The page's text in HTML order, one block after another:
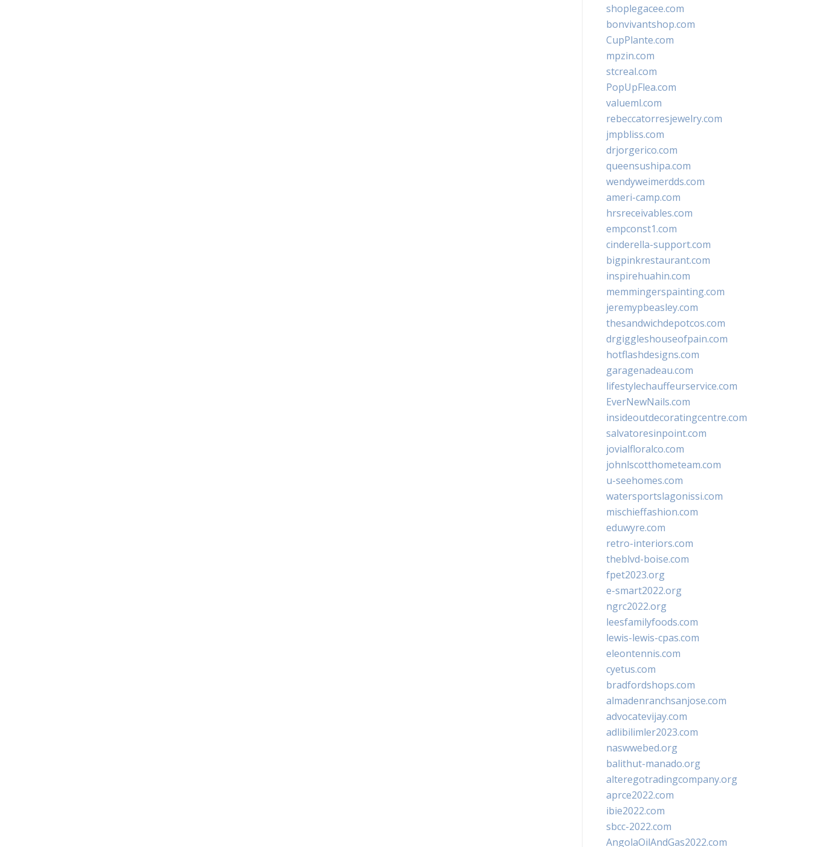
shoplegacee.com
bonvivantshop.com
CupPlante.com
mpzin.com
stcreal.com
PopUpFlea.com
valueml.com
rebeccatorresjewelry.com
jmpbliss.com
drjorgerico.com
queensushipa.com
wendyweimerdds.com
ameri-camp.com
hrsreceivables.com
empconst1.com
cinderella-support.com
bigpinkrestaurant.com
inspirehuahin.com
memmingerspainting.com
jeremypbeasley.com
thesandwichdepotcos.com
drgiggleshouseofpain.com
hotflashdesigns.com
garagenadeau.com
lifestylechauffeurservice.com
EverNewNails.com
insideoutdecoratingcentre.com
salvatoresinpoint.com
jovialfloralco.com
johnlscotthometeam.com
u-seehomes.com
watersportslagonissi.com
mischieffashion.com
eduwyre.com
retro-interiors.com
theblvd-boise.com
fpet2023.org
e-smart2022.org
ngrc2022.org
leesfamilyfoods.com
lewis-lewis-cpas.com
eleontennis.com
cyetus.com
bradfordshops.com
almadenranchsanjose.com
advocatevijay.com
adlibilimler2023.com
naswwebed.org
balithut-manado.org
alteregotradingcompany.org
aprce2022.com
ibie2022.com
sbcc-2022.com
AngolaOilAndGas2022.com